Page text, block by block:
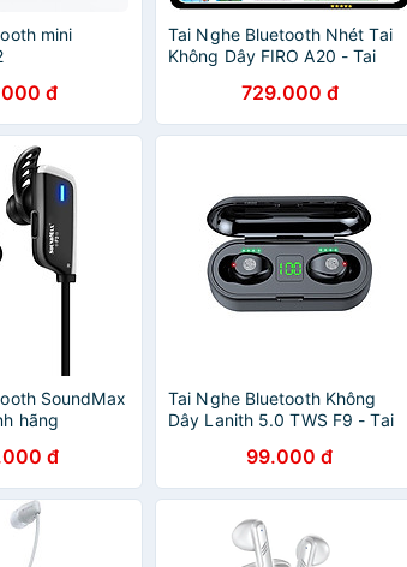
mini
đ
Tai Nghe Bluetooth Nhét Tai
Không Dây FIRO A20 - Tai
Tiếng Ồn Thông Minh - Tai
Nghe FIRO A20 Bluetooth 5.3
- Công Nghệ Kháng Nước
Cả Dòng Máy - Hàng Chính
Hãng
729.000 đ
SoundMax
hãng
đ
Tai Nghe Bluetooth Không
Dây Lanith 5.0 TWS F9 - Tai
Nghe Bluetooth Nhét Tai Kiểu
Dáng Độc Đáo, Nhỏ Gọn - Âm
Thanh Mềm Mượt, Thoải Mái,
Không Làm Nhức Tai - Hàng
Nhập Khẩu - TAI000F9B
99.000 đ